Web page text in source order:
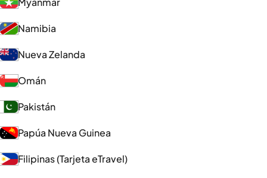
Namibia
Nueva Zelanda
Omán
Pakistán
Papúa Nueva Guinea
Filipinas (Tarjeta eTravel)